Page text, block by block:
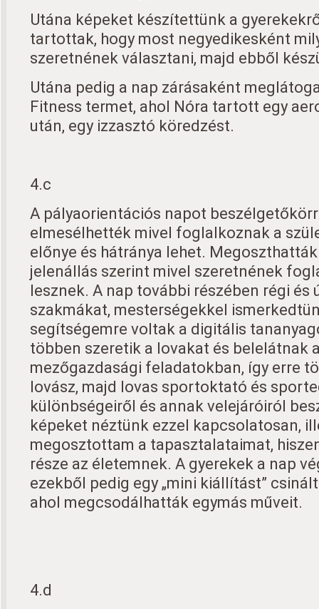
Utána képeket készítettünk a
tartottak, hogy most negyedikesként
szeretnének választani, majd ebből
Utána pedig a nap zárásaként
Fitness termet, ahol Nóra tartott egy
után, egy izzasztó köredzést.
4.c
A pályaorientációs napot
elmesélhették mivel foglalkoznak a
előnye és hátránya lehet.
jelenállás szerint mivel szeretnének
lesznek. A nap további részében régi és
szakmákat, mesterségekkel
segítségemre voltak a digitális
többen szeretik a lovakat és belelátnak
mezőgazdasági feladatokban, így erre
lovász, majd lovas sportoktató és
különbségeiről és annak velejáróiról
képeket néztünk ezzel kapcsolatosan,
megosztottam a tapasztalataimat,
része az életemnek. A gyerekek a nap
ezekből pedig egy „mini kiállítást”
ahol megcsodálhatták egymás műveit.
4.d